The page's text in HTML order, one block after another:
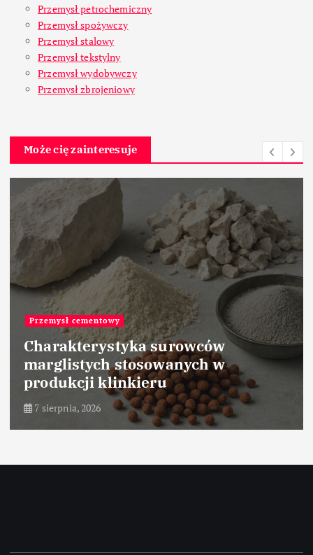
Przemysł petrochemiczny
Przemysł spożywczy
Przemysł stalowy
Przemysł tekstylny
Przemysł wydobywczy
Przemysł zbrojeniowy
Może cię zainteresuje
Przemysł energetyczny
Zastosowanie węglików spiekanych
w elementach turbin
7 sierpnia, 2026